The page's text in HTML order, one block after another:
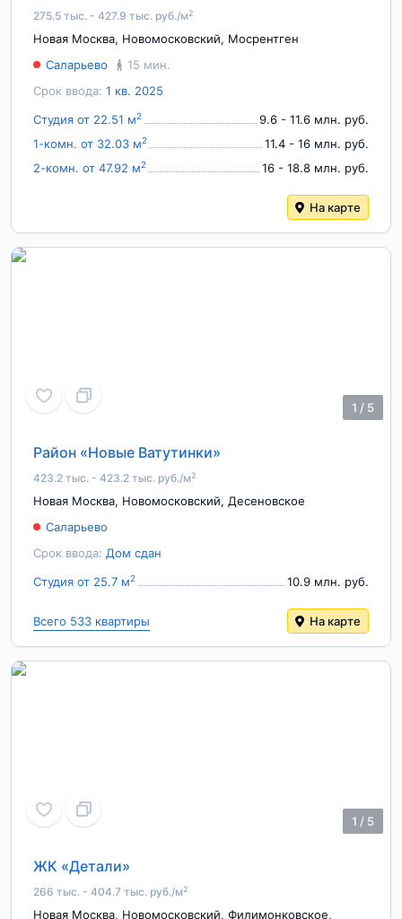
275.5 тыс. - 427.9 тыс. руб./м2
Новая Москва, Новомосковский, Мосрентген
Срок ввода: 1 кв. 2025
Саларьево 15 мин.
Студия от 22.51 м2
9.6 - 11.6 млн. руб.
1-комн. от 32.03 м2
11.4 - 16 млн. руб.
2-комн. от 47.92 м2 16 - 18.8 млн. руб.
На карте
1 / 5
Район «Новые Ватутинки»
423.2 тыс. - 423.2 тыс. руб./м2
Новая Москва, Новомосковский, Десеновское
Срок ввода: Дом сдан
Саларьево
Студия от 25.7 м2 10.9 млн. руб.
Всего 533 квартиры На карте
1 / 5
ЖК «Детали»
266 тыс. - 404.7 тыс. руб./м2
Новая Москва, Новомосковский, Филимонковское,